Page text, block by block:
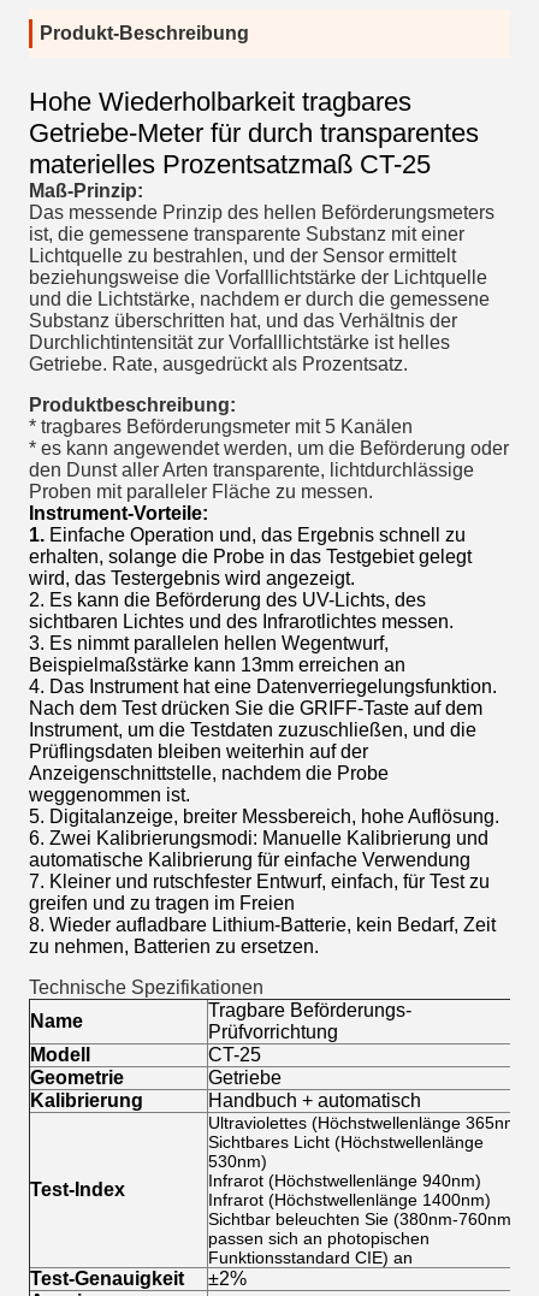
Produkt-Beschreibung
Hohe Wiederholbarkeit tragbares
Getriebe-Meter für durch transparentes
materielles Prozentsatzmaß CT-25
Maß-Prinzip:
Das messende Prinzip des hellen Beförderungsmeters
ist, die gemessene transparente Substanz mit einer
Lichtquelle zu bestrahlen, und der Sensor ermittelt
beziehungsweise die Vorfalllichtstärke der Lichtquelle
und die Lichtstärke, nachdem er durch die gemessene
Substanz überschritten hat, und das Verhältnis der
Durchlichtintensität zur Vorfalllichtstärke ist helles
Getriebe. Rate, ausgedrückt als Prozentsatz.
Produktbeschreibung:
* tragbares Beförderungsmeter mit 5 Kanälen
* es kann angewendet werden, um die Beförderung oder
den Dunst aller Arten transparente, lichtdurchlässige
Proben mit paralleler Fläche zu messen.
Instrument-Vorteile:
1. Einfache Operation und, das Ergebnis schnell zu
erhalten, solange die Probe in das Testgebiet gelegt
wird, das Testergebnis wird angezeigt.
2. Es kann die Beförderung des UV-Lichts, des
sichtbaren Lichtes und des Infrarotlichtes messen.
3. Es nimmt parallelen hellen Wegentwurf,
Beispielmaßstärke kann 13mm erreichen an
4. Das Instrument hat eine Datenverriegelungsfunktion.
Nach dem Test drücken Sie die GRIFF-Taste auf dem
Instrument, um die Testdaten zuzuschließen, und die
Prüflingsdaten bleiben weiterhin auf der
Anzeigenschnittstelle, nachdem die Probe
weggenommen ist.
5. Digitalanzeige, breiter Messbereich, hohe Auflösung.
6. Zwei Kalibrierungsmodi: Manuelle Kalibrierung und
automatische Kalibrierung für einfache Verwendung
7. Kleiner und rutschfester Entwurf, einfach, für Test zu
greifen und zu tragen im Freien
8. Wieder aufladbare Lithium-Batterie, kein Bedarf, Zeit
zu nehmen, Batterien zu ersetzen.
Technische Spezifikationen
Name
Tragbare Beförderungs-
Prüfvorrichtung
Modell
CT-25
Geometrie
Getriebe
Kalibrierung
Handbuch + automatisch
Test-Index
Ultraviolettes (Höchstwellenlänge 365nm)
Sichtbares Licht (Höchstwellenlänge
530nm)
Infrarot (Höchstwellenlänge 940nm)
Infrarot (Höchstwellenlänge 1400nm)
Sichtbar beleuchten Sie (380nm-760nm,
passen sich an photopischen
Funktionsstandard CIE) an
Test-Genauigkeit
±2%